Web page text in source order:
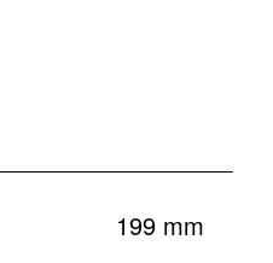
199 mm